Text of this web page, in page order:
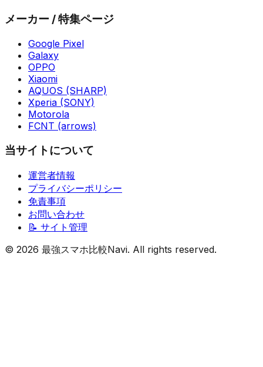
メーカー / 特集ページ
Google Pixel
Galaxy
OPPO
Xiaomi
AQUOS (SHARP)
Xperia (SONY)
Motorola
FCNT (arrows)
当サイトについて
運営者情報
プライバシーポリシー
免責事項
お問い合わせ
📝 サイト管理
© 2026 最強スマホ比較Navi. All rights reserved.